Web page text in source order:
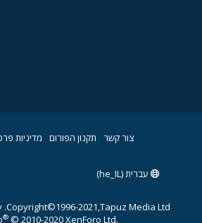
צור קשר תקנון הפורום מדיניות
עברית (he_IL)
Copyright©1996-2021,Tapuz Media Ltd.
® © 2010-2020 XenForo Ltd.